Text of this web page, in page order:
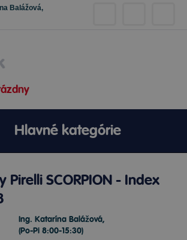
Balážová,
Hlavné kategórie
Pirelli SCORPION - Index
Ing. Katarína Balážová,
(Po-Pi 8:00-15:30)